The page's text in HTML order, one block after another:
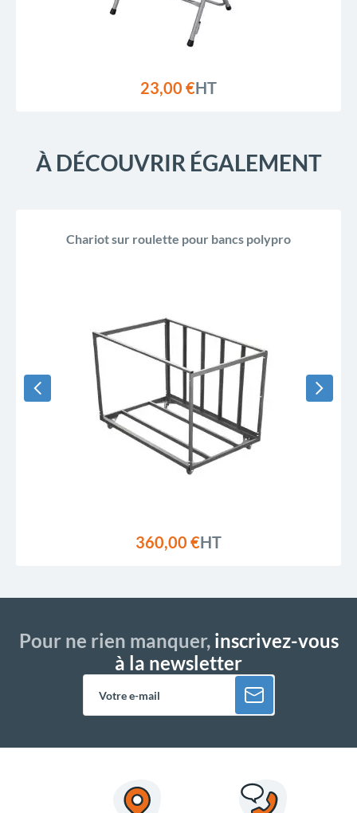
23,00 €HT
À DÉCOUVRIR ÉGALEMENT
Chariot sur roulette pour bancs polypro
360,00 €HT
Pour ne rien manquer,inscrivez-vous
à la newsletter